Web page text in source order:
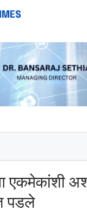
एकमेकांशी
पडले